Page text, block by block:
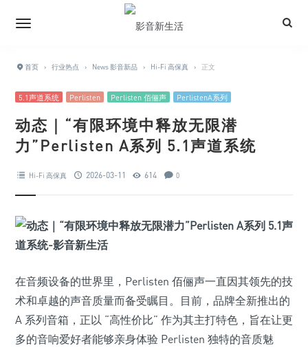
首页 › 行业热点 › News 影音新品 › Hi-Fi 高保真 › 正文
5.1声道系统 Perlisten Perlisten 佰俪声 PerlistenA系列
动态｜“有限环境中释放无限潜
力”Perlisten A系列 5.1声道系统
Hi-Fi 高保真 2026-03-11 614 0
在音频设备的世界里，Perlisten 佰俪声一直因其领先的技
术和卓越的声音质量而备受瞩目。目前，品牌全新推出的
A 系列音箱，正以 “高性价比” 作为其主打特色，旨在让更
多的音响爱好者能够亲身体验 Perlisten 独特的音质魅